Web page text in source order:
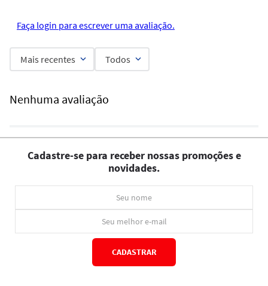
Faça login para escrever uma avaliação.
Mais recentes Todos
Nenhuma avaliação
Cadastre-se para receber nossas promoções e
novidades.
CADASTRAR